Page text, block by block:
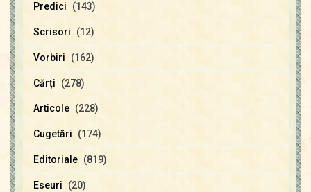
Predici (143)
Scrisori (12)
Vorbiri (162)
Cărți (278)
Articole (228)
Cugetări (174)
Editoriale (819)
Eseuri (20)